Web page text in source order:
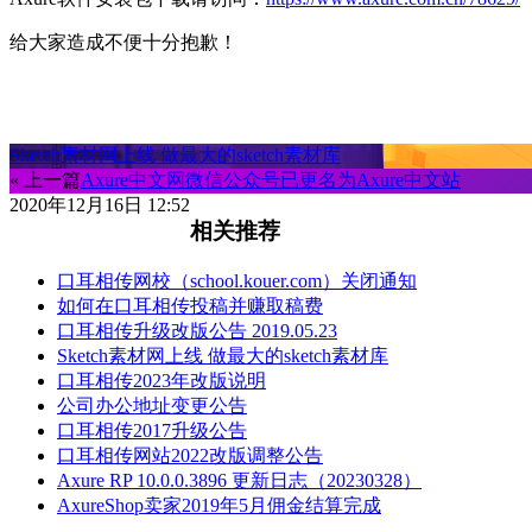
给大家造成不便十分抱歉！
Sketch素材网上线 做最大的sketch素材库
« 上一篇Axure中文网微信公众号已更名为Axure中文站
2020年12月16日 12:52
相关推荐
口耳相传网校（school.kouer.com）关闭通知
如何在口耳相传投稿并赚取稿费
口耳相传升级改版公告 2019.05.23
Sketch素材网上线 做最大的sketch素材库
口耳相传2023年改版说明
公司办公地址变更公告
口耳相传2017升级公告
口耳相传网站2022改版调整公告
Axure RP 10.0.0.3896 更新日志（20230328）
AxureShop卖家2019年5月佣金结算完成